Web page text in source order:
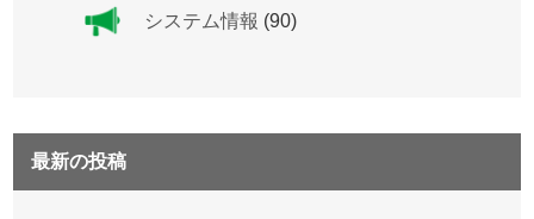
システム情報 (90)
最新の投稿